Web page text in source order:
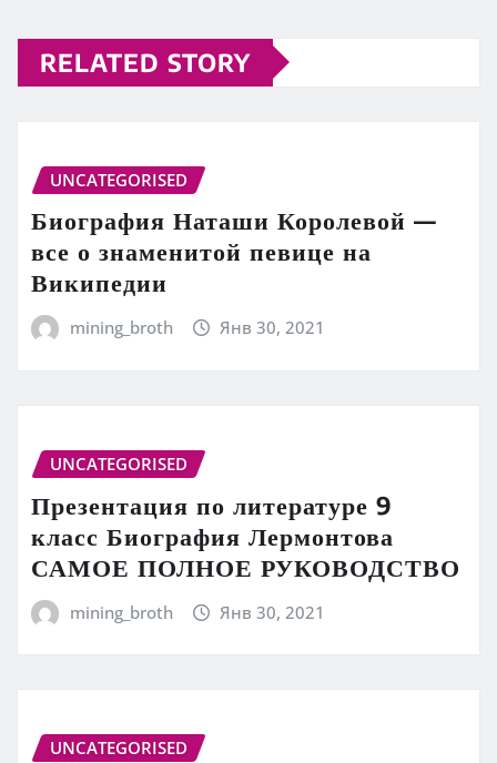
RELATED STORY
UNCATEGORISED
Биография Наташи Королевой —
все о знаменитой певице на
Википедии
mining_broth Янв 30, 2021
UNCATEGORISED
Презентация по литературе 9
класс Биография Лермонтова
САМОЕ ПОЛНОЕ РУКОВОДСТВО
mining_broth Янв 30, 2021
UNCATEGORISED